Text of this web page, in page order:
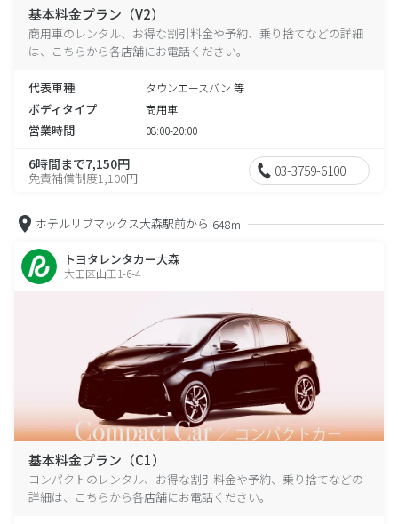
基本料金プラン（V2）
商用車のレンタル、お得な割引料金や予約、乗り捨てなどの詳細
は、こちらから各店舗にお電話ください。
代表車種 タウンエースバン 等
ボディタイプ 商用車
営業時間 08:00-20:00
6時間まで7,150円
免責補償制度1,100円 03-3759-6100
ホテルリブマックス大森駅前から 648m
トヨタレンタカー大森
大田区山王1-6-4
基本料金プラン（C1）
コンパクトのレンタル、お得な割引料金や予約、乗り捨てなどの
詳細は、こちらから各店舗にお電話ください。